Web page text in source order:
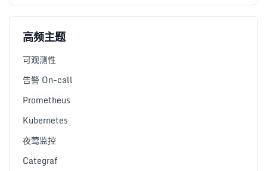
高频主题
可观测性
告警 On-call
Prometheus
Kubernetes
夜莺监控
Categraf